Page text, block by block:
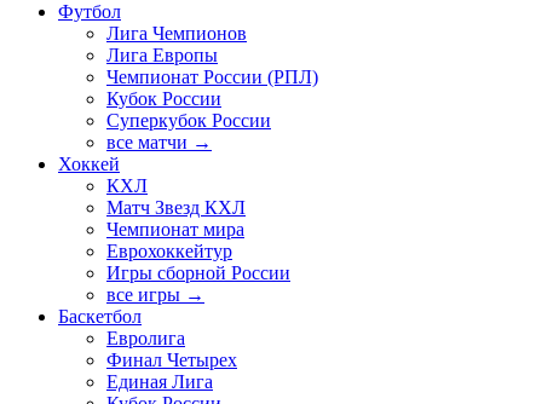
Футбол
Лига Чемпионов
Лига Европы
Чемпионат России (РПЛ)
Кубок России
Суперкубок России
все матчи →
Хоккей
КХЛ
Матч Звезд КХЛ
Чемпионат мира
Еврохоккейтур
Игры сборной России
все игры →
Баскетбол
Евролига
Финал Четырех
Единая Лига